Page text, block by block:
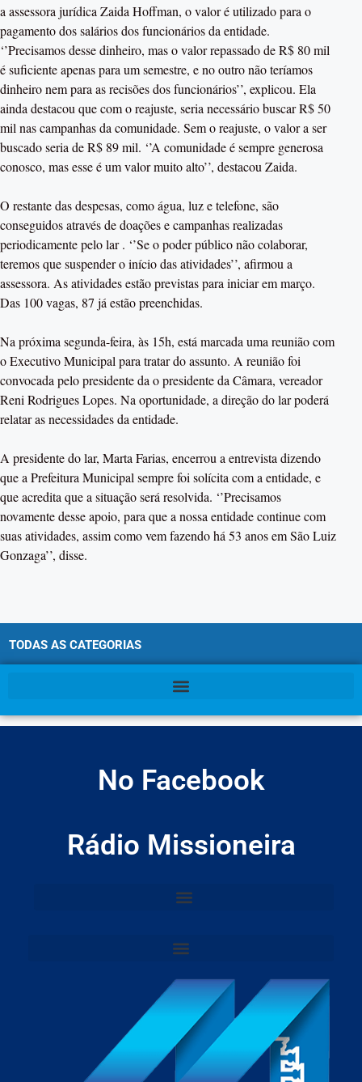
a assessora jurídica Zaida Hoffman, o valor é utilizado para o
pagamento dos salários dos funcionários da entidade.
‘’Precisamos desse dinheiro, mas o valor repassado de R$ 80 mil
é suficiente apenas para um semestre, e no outro não teríamos
dinheiro nem para as recisões dos funcionários’’, explicou. Ela
ainda destacou que com o reajuste, seria necessário buscar R$ 50
mil nas campanhas da comunidade. Sem o reajuste, o valor a ser
buscado seria de R$ 89 mil. ‘’A comunidade é sempre generosa
conosco, mas esse é um valor muito alto’’, destacou Zaida.
O restante das despesas, como água, luz e telefone, são
conseguidos através de doações e campanhas realizadas
periodicamente pelo lar . ‘’Se o poder público não colaborar,
teremos que suspender o início das atividades’’, afirmou a
assessora. As atividades estão previstas para iniciar em março.
Das 100 vagas, 87 já estão preenchidas.
Na próxima segunda-feira, às 15h, está marcada uma reunião com
o Executivo Municipal para tratar do assunto. A reunião foi
convocada pelo presidente da o presidente da Câmara, vereador
Reni Rodrigues Lopes. Na oportunidade, a direção do lar poderá
relatar as necessidades da entidade.
A presidente do lar, Marta Farias, encerrou a entrevista dizendo
que a Prefeitura Municipal sempre foi solícita com a entidade, e
que acredita que a situação será resolvida. ‘’Precisamos
novamente desse apoio, para que a nossa entidade continue com
suas atividades, assim como vem fazendo há 53 anos em São Luiz
Gonzaga’’, disse.
TODAS AS CATEGORIAS
No Facebook
Rádio Missioneira